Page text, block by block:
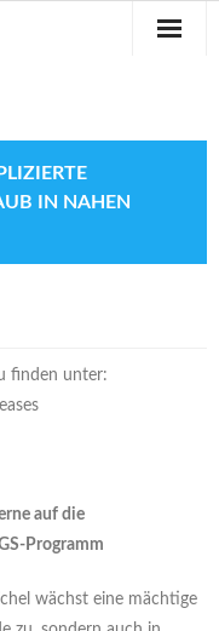
IN NAHEN
finden unter:
auf die
Programm
wächst eine mächtige